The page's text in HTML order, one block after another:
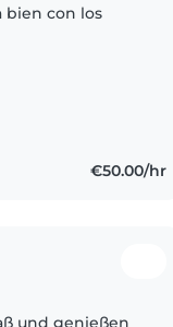
bien con los
€50.00/hr
und genießen